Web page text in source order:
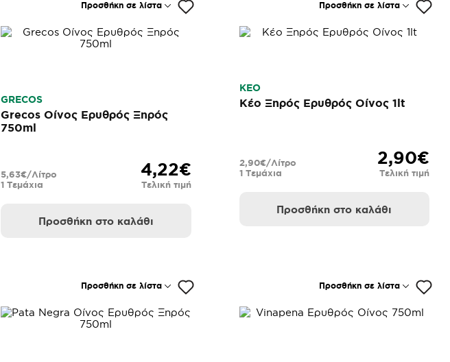
Προσθήκη σε λίστα
GRECOS
Grecos Οίνος Ερυθρός Ξηρός
750ml
4,22€
Τελική τιμή
1 Τεμάχια
5,63€/Λίτρο
Προσθήκη στο καλάθι
Προσθήκη σε λίστα
ΚΕΟ
Kέο Ξηρός Ερυθρός Οίνος 1lt
2,90€
Τελική τιμή
1 Τεμάχια
2,90€/Λίτρο
Προσθήκη στο καλάθι
Προσθήκη σε λίστα Προσθήκη σε λίστα